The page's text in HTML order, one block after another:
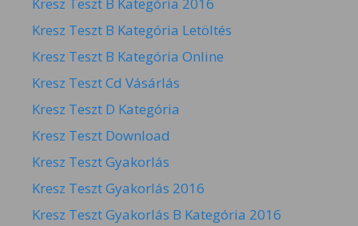
Kresz Teszt B Kategória Letöltés
Kresz Teszt B Kategória Online
Kresz Teszt Cd Vásárlás
Kresz Teszt D Kategória
Kresz Teszt Download
Kresz Teszt Gyakorlás
Kresz Teszt Gyakorlás 2016
Kresz Teszt Gyakorlás B Kategória 2016